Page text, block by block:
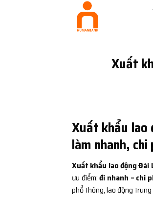
Xuất
Xuất khẩu lao
làm nhanh,
Xuất khẩu lao động Đài
ưu điểm:đi nhanh – chi
phổ thông, lao động